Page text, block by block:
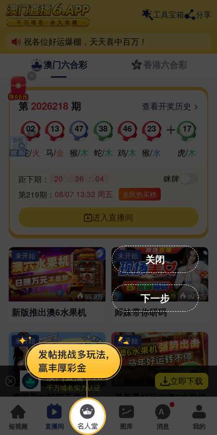
工具宝箱 分享
6.App离不开彩民支持！
喜欢6.App的家人，动动小手帮分享！
祝各位好运爆棚，天天喜中百万！
澳门六合彩 香港六合彩
第 2026218 期
查看开奖历史 >
02
蛇/火
13
马/金
47
猴/木
38
蛇/木
46
鸡/木
23
猴/水
17
虎/木
距下期： 20 : 36 : 04
眯牌
第219期： 08/07 13:32 周五 全民热买榜
进入直播间
未开始
99.9万
新版推出澳6水果机
未开始
99.9万
师妹带你研码
未开始
99.9万
资深美女解四不像
未开始
99.9万
最新最好玩的澳6水果机
未开始 未开始
澳门直播 6.APP
千万域名实力认证
立即下载
关闭
下一步
短视频 直播间 名人堂 图库 消息 我的